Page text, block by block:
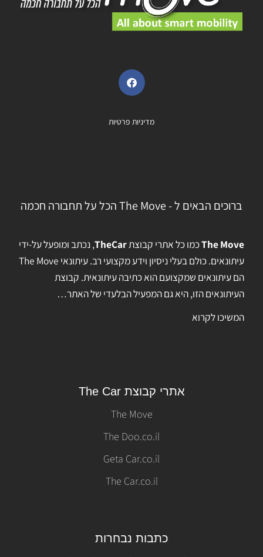
מדיניות פרטיות
ברוכים הבאים ל - The Move הכל על תחבורה חכמה
The Moveכמו כל אתרי קבוצתTheCar, נכתב ומופעל על-ידי
עיתונאים. כולם בעלי ניסיון וידע מקצועי רב. עיתונאי The Move
הם עיתונאים שמקצועם הוא כתיבה עיתונאית. קבוצת
העיתונאים הזו, היא גם המפעיל הבלעדי של האתר…
המשיכו לקרוא
אתרי קבוצת The Car
The Move
The Doo.co.il
Geta Car.co.il
The Car.co.il
כתבות נבחרות